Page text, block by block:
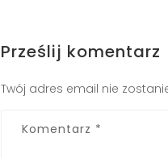
Prześlij komentarz
Twój adres email nie